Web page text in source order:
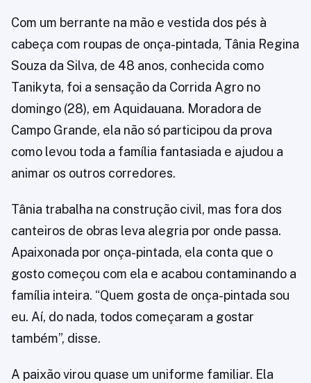
Com um berrante na mão e vestida dos pés à
cabeça com roupas de onça-pintada, Tânia Regina
Souza da Silva, de 48 anos, conhecida como
Tanikyta, foi a sensação da Corrida Agro no
domingo (28), em Aquidauana. Moradora de
Campo Grande, ela não só participou da prova
como levou toda a família fantasiada e ajudou a
animar os outros corredores.
Tânia trabalha na construção civil, mas fora dos
canteiros de obras leva alegria por onde passa.
Apaixonada por onça-pintada, ela conta que o
gosto começou com ela e acabou contaminando a
família inteira. “Quem gosta de onça-pintada sou
eu. Aí, do nada, todos começaram a gostar
também”, disse.
A paixão virou quase um uniforme familiar. Ela